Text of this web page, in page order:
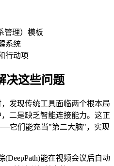
管理）模板
系统
行动项
决这些问题
发现传统工具面临两个根本局
二是缺乏智能连接能力。这正
它们能充当"第二大脑"，实现
(DeepPath)能在视频会议后自动